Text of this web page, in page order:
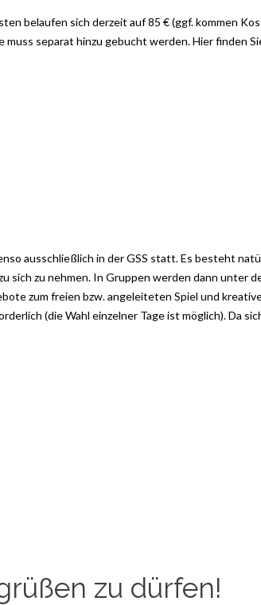
belaufen sich derzeit auf 85 € (ggf. kommen
separat hinzu gebucht werden. Hier finden
ausschließlich in der GSS statt. Es besteht
sich zu nehmen. In Gruppen werden dann unter
zum freien bzw. angeleiteten Spiel und
(die Wahl einzelner Tage ist möglich). Da
zu dürfen!